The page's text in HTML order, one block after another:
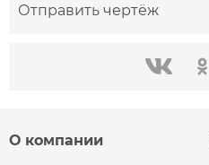
Отправить чертёж
в контакте одноклассники
О компании